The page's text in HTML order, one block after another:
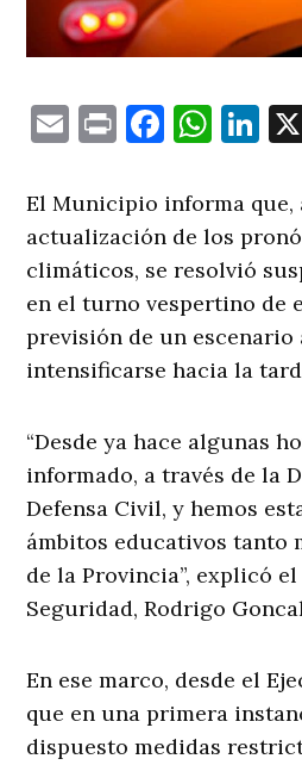
EmailPrint
El Municipio informa que,
actualización de los
climáticos, se resolvió
en el turno vespertino de
previsión de un escenario
intensificarse hacia la
“Desde ya hace algunas
informado, a través de la
Defensa Civil, y hemos
ámbitos educativos tanto
de la Provincia”, explicó
Seguridad, Rodrigo
En ese marco, desde el
que en una primera
dispuesto medidas